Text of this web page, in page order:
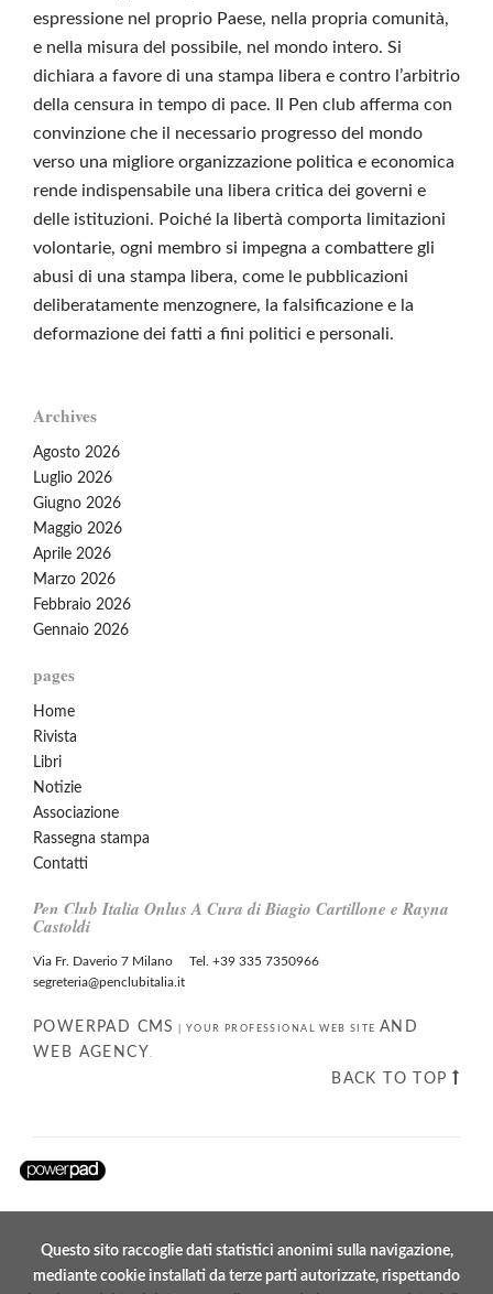
espressione nel proprio Paese, nella propria comunità,
e nella misura del possibile, nel mondo intero. Si
dichiara a favore di una stampa libera e contro l’arbitrio
della censura in tempo di pace. Il Pen club afferma con
convinzione che il necessario progresso del mondo
verso una migliore organizzazione politica e economica
rende indispensabile una libera critica dei governi e
delle istituzioni. Poiché la libertà comporta limitazioni
volontarie, ogni membro si impegna a combattere gli
abusi di una stampa libera, come le pubblicazioni
deliberatamente menzognere, la falsificazione e la
deformazione dei fatti a fini politici e personali.
Archives
Agosto 2026
Luglio 2026
Giugno 2026
Maggio 2026
Aprile 2026
Marzo 2026
Febbraio 2026
Gennaio 2026
pages
Home
Rivista
Libri
Notizie
Associazione
Rassegna stampa
Contatti
Pen Club Italia Onlus A Cura di Biagio Cartillone e Rayna
Castoldi
Via Fr. Daverio 7 Milano Tel. +39 335 7350966
segreteria@penclubitalia.it
POWERPAD CMS |YOUR PROFESSIONAL WEB SITE AND
WEB AGENCY.
BACK TO TOP
Questo sito raccoglie dati statistici anonimi sulla navigazione,
mediante cookie installati da terze parti autorizzate, rispettando